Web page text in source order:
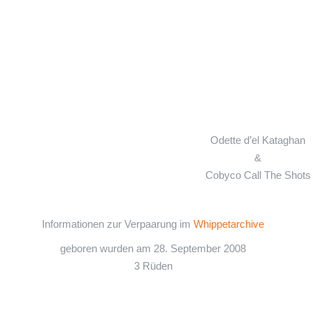
Odette d’el Kataghan
&
Cobyco Call The Shots
Informationen zur Verpaarung im Whippetarchive
geboren wurden am 28. September 2008
3 Rüden